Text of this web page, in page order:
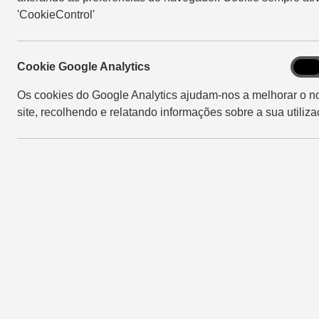
'CookieControl'
Cookie Google Analytics
Os cookies do Google Analytics ajudam-nos a melhorar o
site, recolhendo e relatando informações sobre a sua